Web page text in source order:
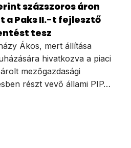
százszoros áron
Paks II.-t fejlesztő
tesz
Ákos, mert állítása
hivatkozva a piaci
mezőgazdasági
részt vevő állami PIP…